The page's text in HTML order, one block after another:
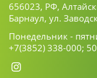
656023, РФ,
Барнаул, ул.
Понедельник -
+7(3852) 338-000;